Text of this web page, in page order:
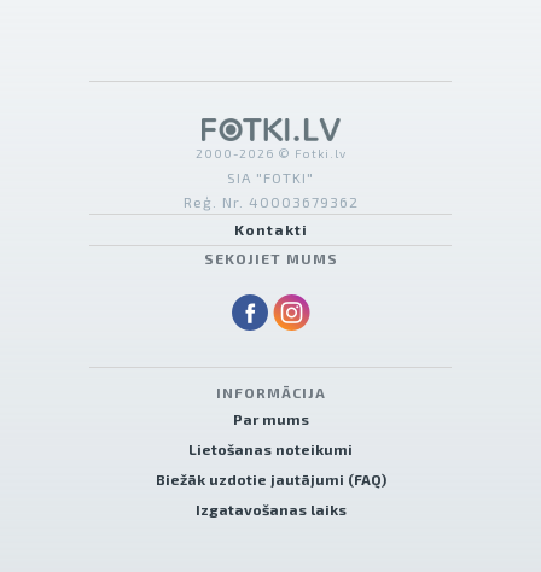
2000-2026 © Fotki.lv
SIA "FOTKI"
Reģ. Nr. 40003679362
Kontakti
SEKOJIET MUMS
INFORMĀCIJA
Par mums
Lietošanas noteikumi
Biežāk uzdotie jautājumi (FAQ)
Izgatavošanas laiks